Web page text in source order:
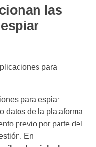
las
para espiar
datos de la plataforma
previo por parte del
En